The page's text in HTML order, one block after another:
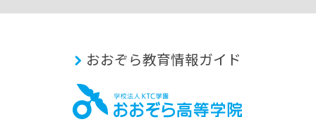
おおぞら教育情報ガイド